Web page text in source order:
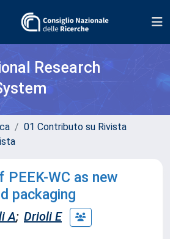
Research
01 Contributo su Rivista
WC as new
packaging
A; Drioli E